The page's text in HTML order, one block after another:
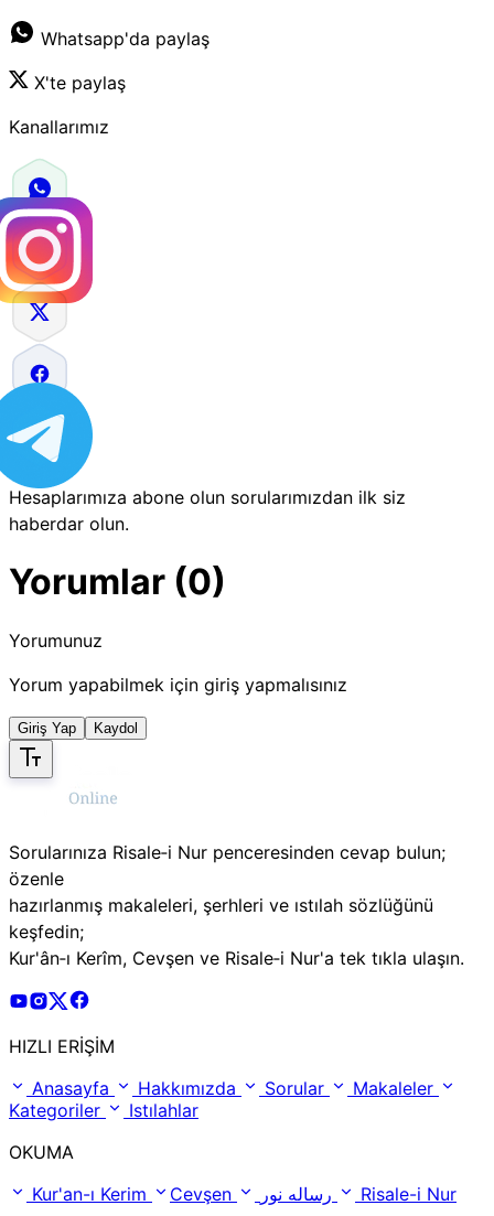
Whatsapp'da paylaş
X'te paylaş
Kanallarımız
Hesaplarımıza abone olun sorularımızdan ilk siz
haberdar olun.
Yorumlar (0)
Yorumunuz
Yorum yapabilmek için giriş yapmalısınız
Giriş Yap Kaydol
Sorularınıza Risale‑i Nur penceresinden cevap bulun;
özenle
hazırlanmış makaleleri, şerhleri ve ıstılah sözlüğünü
keşfedin;
Kur'ân‑ı Kerîm, Cevşen ve Risale‑i Nur'a tek tıkla ulaşın.
Risale Online Youtube Hesabı
Risale Online Instagram Hesabı
Risale Online X Hesabı
HIZLI ERİŞİM
Anasayfa
Hakkımızda Sorular
Makaleler
Kategoriler
Istılahlar
OKUMA
Kur'an-ı Kerim
Cevşen Risale-i Nur